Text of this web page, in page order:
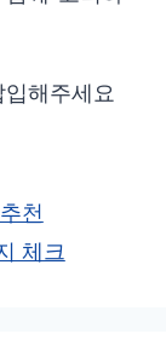
해주세요
천
체크